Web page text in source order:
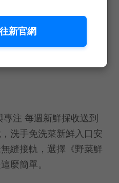
新官網
注 每週新鮮採收送到
洗手免洗菜新鮮入口安
縫接軌，選擇《野菜鮮
麼簡單。